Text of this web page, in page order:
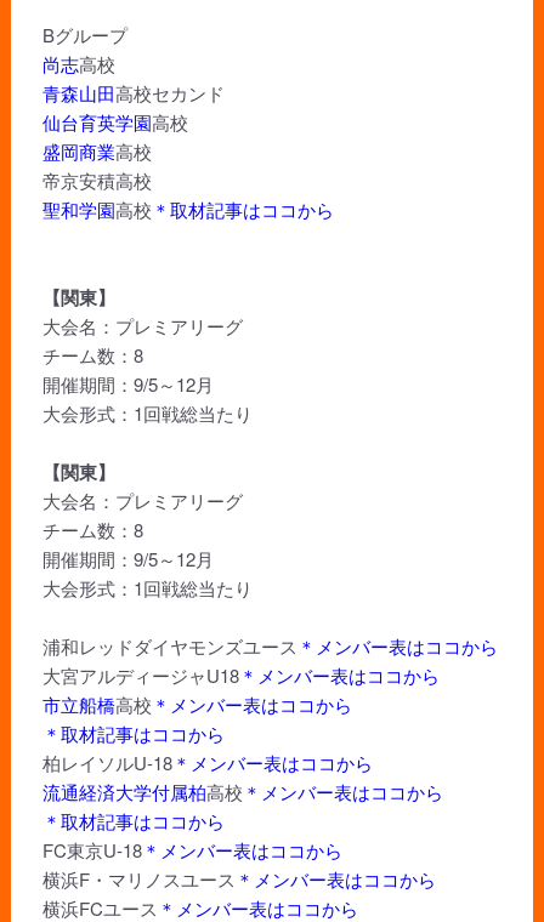
Bグループ
尚志高校
青森山田高校セカンド
仙台育英学園高校
盛岡商業高校
帝京安積高校
聖和学園高校 ＊取材記事はココから
【関東】
大会名：プレミアリーグ
チーム数：8
開催期間：9/5～12月
大会形式：1回戦総当たり
【関東】
大会名：プレミアリーグ
チーム数：8
開催期間：9/5～12月
大会形式：1回戦総当たり
浦和レッドダイヤモンズユース ＊メンバー表はココから
大宮アルディージャU18＊メンバー表はココから
市立船橋高校 ＊メンバー表はココから
＊取材記事はココから
柏レイソルU-18＊メンバー表はココから
流通経済大学付属柏高校 ＊メンバー表はココから
＊取材記事はココから
FC東京U-18＊メンバー表はココから
横浜F・マリノスユース ＊メンバー表はココから
横浜FCユース ＊メンバー表はココから